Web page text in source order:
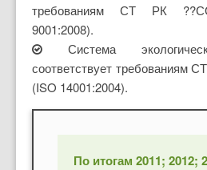
требованиям СТ РК
9001:2008).
Система
соответствует требованиям
(ISO 14001:2004).
По итогам 2011; 2012;